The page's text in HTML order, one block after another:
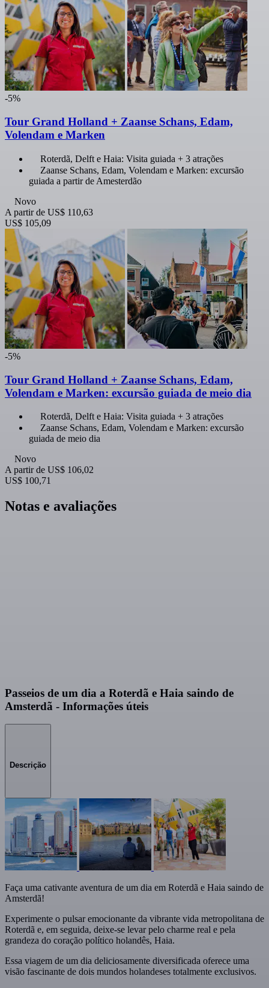
-5%
Tour Grand Holland + Zaanse Schans, Edam,
Volendam e Marken
Roterdã, Delft e Haia: Visita guiada + 3 atrações
Zaanse Schans, Edam, Volendam e Marken: excursão
guiada a partir de Amesterdão
Novo
A partir de US$ 110,63
US$ 105,09
-5%
Tour Grand Holland + Zaanse Schans, Edam,
Volendam e Marken: excursão guiada de meio dia
Roterdã, Delft e Haia: Visita guiada + 3 atrações
Zaanse Schans, Edam, Volendam e Marken: excursão
guiada de meio dia
Novo
A partir de US$ 106,02
US$ 100,71
Notas e avaliações
Passeios de um dia a Roterdã e Haia saindo de
Amsterdã - Informações úteis
Descrição
Faça uma cativante aventura de um dia em Roterdã e Haia saindo de
Amsterdã!
Experimente o pulsar emocionante da vibrante vida metropolitana de
Roterdã e, em seguida, deixe-se levar pelo charme real e pela
grandeza do coração político holandês, Haia.
Essa viagem de um dia deliciosamente diversificada oferece uma
visão fascinante de dois mundos holandeses totalmente exclusivos.